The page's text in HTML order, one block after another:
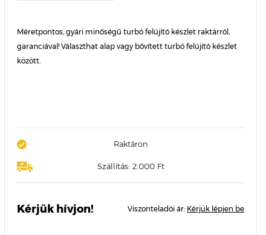
Méretpontos, gyári minőségű turbó felújító készlet raktárról,
garanciával! Választhat alap vagy bővített turbó felújító készlet
között.
Raktáron
Szállítás: 2.000 Ft
Kérjük hívjon! Viszonteladói ár: Kérjük lépjen be